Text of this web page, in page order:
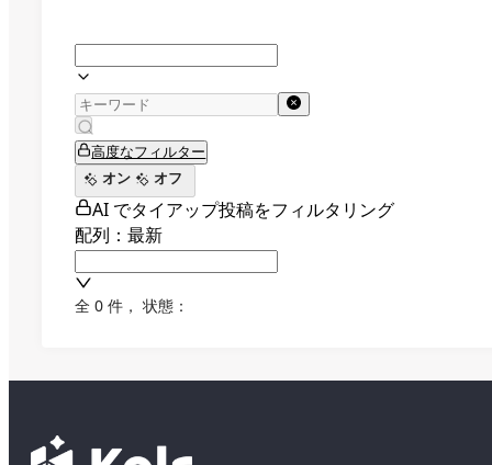
高度なフィルター
オン
オフ
AI でタイアップ投稿をフィルタリング
配列：最新
全 0 件 ， 状態：